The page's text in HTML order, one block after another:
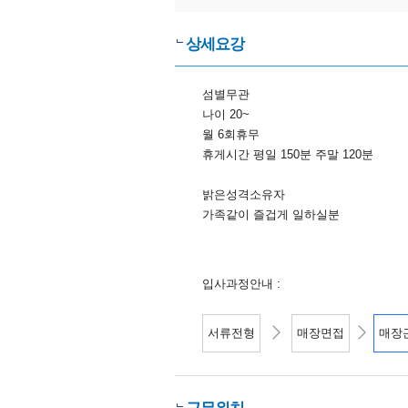
상세요강
섬별무관
나이 20~
월 6회휴무
휴게시간 평일 150분 주말 120분
밝은성격소유자
가족같이 즐겁게 일하실분
입사과정안내 :
서류전형 매장면접 매장